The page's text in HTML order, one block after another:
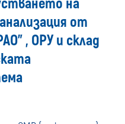
на
от
, ОРУ и склад